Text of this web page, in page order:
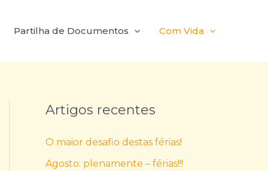
Partilha de Documentos Com Vida
Artigos recentes
O maior desafio destas férias!
Agosto: plenamente – férias!!!